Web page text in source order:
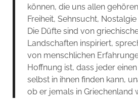
können, die uns allen
Freiheit, Sehnsucht,
Die Düfte sind von
Landschaften inspiriert,
von menschlichen
Hoffnung ist, dass jeder
selbst in ihnen finden kann,
ob er jemals in Griechenland